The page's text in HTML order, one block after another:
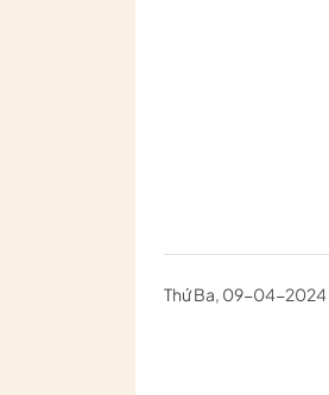
Thứ Ba, 09-04-2024